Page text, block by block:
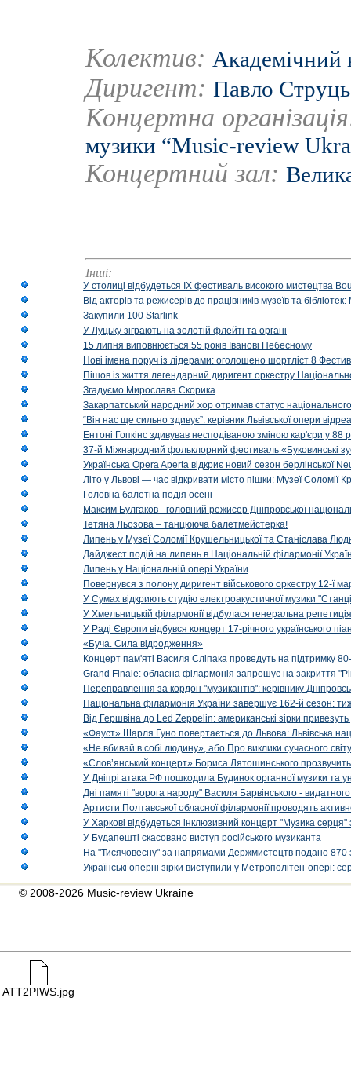
Колектив:
Диригент: Павло Струць
Концертна
музики “Music-review
Концертний зал:
Інші:
У столиці відбудеться IX фестиваль високого мистецтва
Від акторів та режисерів до працівників музеїв та
Закупили 100 Starlink
У Луцьку зіграють на золотій флейті та органі
15 липня виповнюється 55 років Іванові Небесному
Нові імена поруч із лідерами: оголошено шортліст 8
Пішов із життя легендарний диригент оркестру
Згадуємо Мирослава Скорика
Закарпатський народний хор отримав статус національного
“Він нас ще сильно здивує”: керівник Львівської опери
Ентоні Гопкінс здивував несподіваною зміною кар'єри у 88
37-й Міжнародний фольклорний фестиваль «Буковинські
Українська Opera Aperta відкриє новий сезон берлінської
Літо у Львові — час відкривати місто пішки: Музеї Соломії
Головна балетна подія осені
Максим Булгаков - головний режисер Дніпровської
Тетяна Льозова – танцююча балетмейстерка!
Липень у Музеї Соломії Крушельницької та Станіслава
Дайджест подій на липень в Національній філармонії
Липень у Національній опері України
Повернувся з полону диригент військового оркестру 12-ї
У Сумах відкриють студію електроакустичної музики
У Хмельницькій філармонії відбулася генеральна
У Раді Європи відбувся концерт 17-річного українського
«Буча. Сила відродження»
Концерт пам'яті Василя Сліпака проведуть на підтримку
Grand Finale: обласна філармонія запрошує на закриття
Переправлення за кордон "музикантів": керівнику
Національна філармонія України завершує 162-й сезон:
Від Гершвіна до Led Zeppelin: американські зірки
«Фауст» Шарля Гуно повертається до Львова: Львівська
«Не вбивай в собі людину», або Про виклики сучасного світу
«Слов’янський концерт» Бориса Лятошинського
У Дніпрі атака РФ пошкодила Будинок органної музики та
Дні памяті "ворога народу" Василя Барвінського -
Артисти Полтавської обласної філармонії проводять
У Харкові відбудеться інклюзивний концерт "Музика
У Будапешті скасовано виступ російського музиканта
На "Тисячовесну" за напрямами Держмистецтв подано 870
Українські оперні зірки виступили у Метрополітен-опері:
© 2008-2026 Music-review Ukraine
ATT2PIWS.jpg